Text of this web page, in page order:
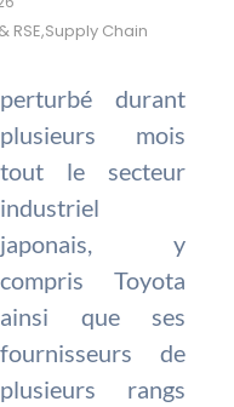
RSE,Supply Chain
perturbé durant
plusieurs mois
tout le secteur
industriel
japonais, y
compris Toyota
ainsi que ses
fournisseurs de
plusieurs rangs